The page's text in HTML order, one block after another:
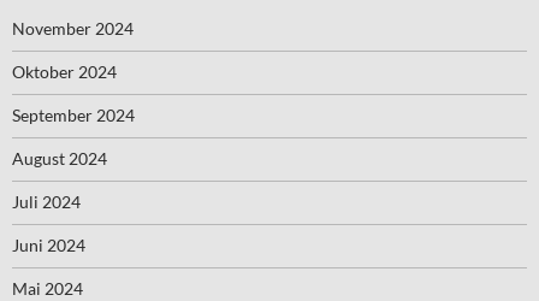
November 2024
Oktober 2024
September 2024
August 2024
Juli 2024
Juni 2024
Mai 2024